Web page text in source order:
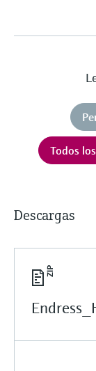
Todos
Descargas